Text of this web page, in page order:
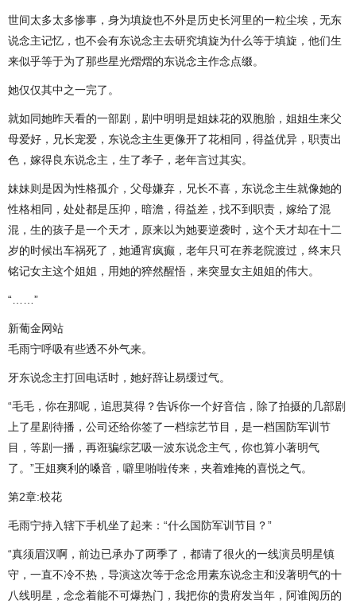
世间太多太多惨事，身为填旋也不外是历史长河里的一粒尘埃，无东
说念主记忆，也不会有东说念主去研究填旋为什么等于填旋，他们生
来似乎等于为了那些星光熠熠的东说念主作念点缀。
她仅仅其中之一完了。
就如同她昨天看的一部剧，剧中明明是姐妹花的双胞胎，姐姐生来父
母爱好，兄长宠爱，东说念主生更像开了花相同，得益优异，职责出
色，嫁得良东说念主，生了孝子，老年言过其实。
妹妹则是因为性格孤介，父母嫌弃，兄长不喜，东说念主生就像她的
性格相同，处处都是压抑，暗澹，得益差，找不到职责，嫁给了混
混，生的孩子是一个天才，原来以为她要逆袭时，这个天才却在十二
岁的时候出车祸死了，她通宵疯癫，老年只可在养老院渡过，终末只
铭记女主这个姐姐，用她的猝然醒悟，来突显女主姐姐的伟大。
“……”
新葡金网站
毛雨宁呼吸有些透不外气来。
牙东说念主打回电话时，她好辞让易缓过气。
“毛毛，你在那呢，追思莫得？告诉你一个好音信，除了拍摄的几部剧
上了星剧待播，公司还给你签了一档综艺节目，是一档国防军训节
目，等剧一播，再诳骗综艺吸一波东说念主气，你也算小著明气
了。”王姐爽利的嗓音，噼里啪啦传来，夹着难掩的喜悦之气。
第2章:校花
毛雨宁持入辖下手机坐了起来：“什么国防军训节目？”
“真须眉汉啊，前边已承办了两季了，都请了很火的一线演员明星镇
守，一直不冷不热，导演这次等于念念用素东说念主和没著明气的十
八线明星，念念着能不可爆热门，我把你的贵府发当年，阿谁阅历的